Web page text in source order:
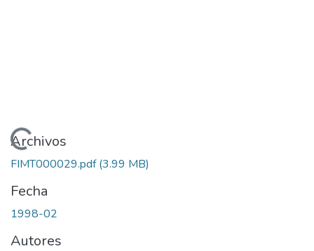
Cargando...
Archivos
FIMT000029.pdf(3.99 MB)
Fecha
1998-02
Autores